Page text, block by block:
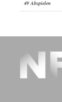
49 Abspielen